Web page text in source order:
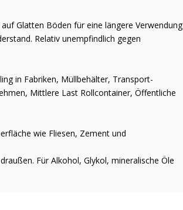
Glatten Böden für eine längere Verwendung
Relativ unempfindlich gegen
in Fabriken, Müllbehälter, Transport-
Mittlere Last Rollcontainer, Öffentliche
wie Fliesen, Zement und
Für Alkohol, Glykol, mineralische Öle